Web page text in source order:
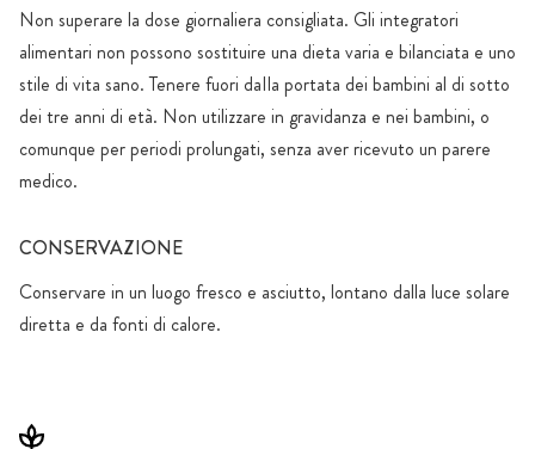
Non superare la dose giornaliera consigliata. Gli integratori
alimentari non possono sostituire una dieta varia e bilanciata e uno
stile di vita sano. Tenere fuori daIla portata dei bambini al di sotto
dei tre anni di età. Non utilizzare in gravidanza e nei bambini, o
comunque per periodi prolungati, senza aver ricevuto un parere
medico.
CONSERVAZIONE
Conservare in un luogo fresco e asciutto, lontano dalla luce solare
diretta e da fonti di calore.